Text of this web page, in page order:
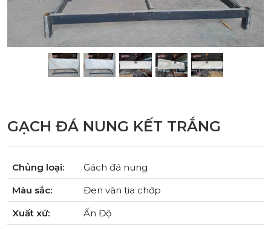
GẠCH ĐÁ NUNG KẾT TRẮNG
Chủng loại:
Gách đá nung
Màu sắc:
Đen vân tia chớp
Xuất xứ:
Ấn Độ